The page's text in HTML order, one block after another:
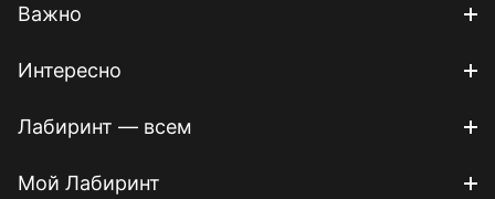
Важно
Интересно
Лабиринт — всем
Мой Лабиринт